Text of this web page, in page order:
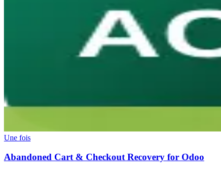
Une fois
Abandoned Cart & Checkout Recovery for Odoo